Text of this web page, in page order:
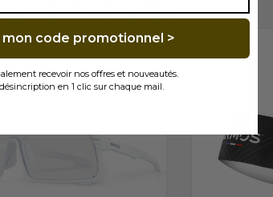
ACHETÉ...
mon code promotionnel >
recevoir nos offres et nouveautés.
en 1 clic sur chaque mail.